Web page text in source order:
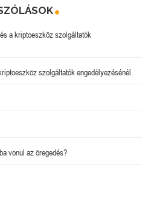
a kriptoeszköz szolgáltatók
szolgáltatók engedélyezésénél.
vonul az öregedés?